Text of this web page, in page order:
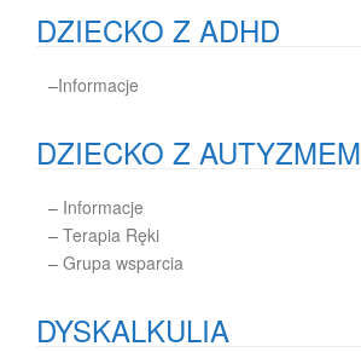
DZIECKO Z ADHD
–Informacje
DZIECKO Z AUTYZMEM
– Informacje
– Terapia Ręki
– Grupa wsparcia
DYSKALKULIA